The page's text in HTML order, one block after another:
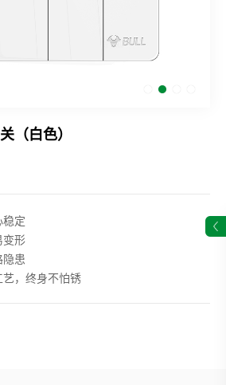
（白色）
定
变形
患
，终身不怕锈